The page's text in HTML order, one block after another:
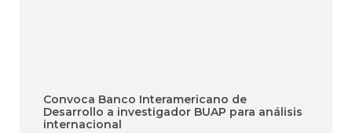
Convoca Banco Interamericano de
Desarrollo a investigador BUAP para análisis
internacional